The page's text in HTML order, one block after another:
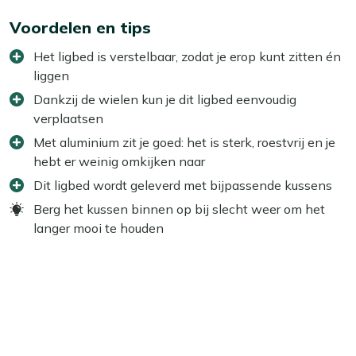
Voordelen en tips
Het ligbed is verstelbaar, zodat je erop kunt zitten én
liggen
Dankzij de wielen kun je dit ligbed eenvoudig
verplaatsen
Met aluminium zit je goed: het is sterk, roestvrij en je
hebt er weinig omkijken naar
Dit ligbed wordt geleverd met bijpassende kussens
Berg het kussen binnen op bij slecht weer om het
langer mooi te houden